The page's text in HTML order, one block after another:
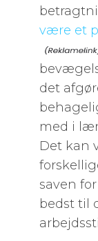
være et
det
med i
Det kan
saven
bedst til